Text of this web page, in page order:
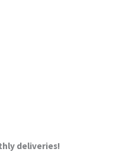
deliveries!
Current